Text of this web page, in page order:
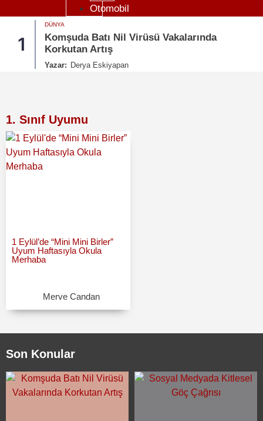
Otomobil
1
DÜNYA
Komşuda Batı Nil Virüsü Vakalarında
Korkutan Artış
Yazar: Derya Eskiyapan
1. Sınıf Uyumu
1 Eylül’de “Mini Mini Birler”
Uyum Haftasıyla Okula
Merhaba
Merve Candan
Son Konular